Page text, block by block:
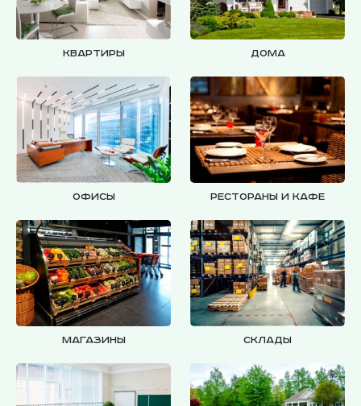
Квартиры Дома
Офисы Рестораны и кафе
Магазины Склады